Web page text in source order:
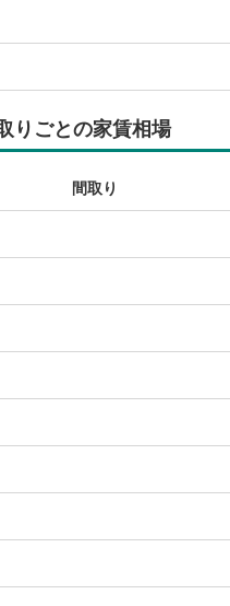
りごとの家賃相場
間取り